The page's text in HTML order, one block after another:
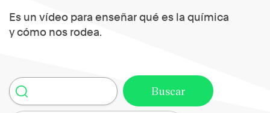
Es un vídeo para enseñar qué es la química
y cómo nos rodea.